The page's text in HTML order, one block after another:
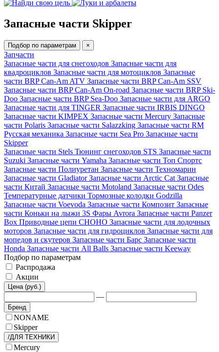
Запасные части Skipper
Подбор по параметрам ×
Запчасти
Запасные части для снегоходов Запасные части для
квадроциклов Запасные части для мотоциклов Запасные
части BRP Can-Am ATV Запасные части BRP Can-Am SSV
Запасные части BRP Can-Am On-road Запасные части BRP Ski-
Doo Запасные части BRP Sea-Doo Запасные части для ARGO
Запасные части для TINGER Запасные части IRBIS DINGO
Запасные части KIMPEX Запасные части Mercury Запасные
части Polaris Запасные части Salazzking Запасные части RM
Русская механика Запасные части Sea Pro Запасные части
Skipper
Запасные части Stels Тюнинг снегоходов STS Запасные части
Suzuki Запасные части Yamaha Запасные части Топ Спортс
Запасные части Полиуретан Запасные части Техномарин
Запасные части GladiatorЗапасные части Arctic Cat Запасные
части Китай Запасные части Motoland Запасные части Odes
Температурные датчики Тормозные колодки Godzilla
Запасные части Voevoda Запасные части Композит Запасные
части Коньки на лыжи 3S Фары Avrora Запасные части Panzer
Box Приводные цепи CHOHO Запасные части для лодочных
моторов Запасные части для гидроциклов Запасные части для
мопедов и скутеров Запасные части Барс Запасные части
Honda Запасные части All Balls Запасные части Keeway
Подбор по параметрам
Распродажа
Акции
Цена (руб.)
—
Бренд
NONAME
Skipper
/ДЛЯ ТЕХНИКИ
Mercury